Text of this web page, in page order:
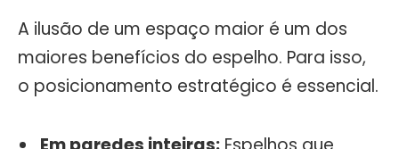
A ilusão de um espaço maior é um dos
maiores benefícios do espelho. Para isso,
o posicionamento estratégico é essencial.